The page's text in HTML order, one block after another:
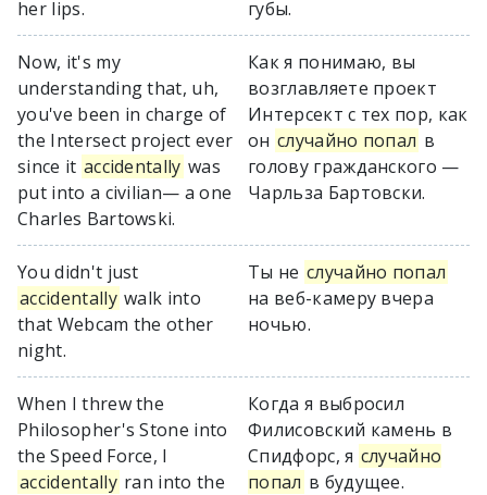
her lips. губы.
Now, it's my
understanding that, uh,
you've been in charge of
the Intersect project ever
since it accidentally was
put into a civilian— a one
Charles Bartowski.
Как я понимаю, вы
возглавляете проект
Интерсект с тех пор, как
он случайно попал в
голову гражданского —
Чарльза Бартовски.
You didn't just
accidentally walk into
that Webcam the other
night.
Ты не случайно попал
на веб-камеру вчера
ночью.
When I threw the
Philosopher's Stone into
the Speed Force, I
accidentally ran into the
Когда я выбросил
Филисовский камень в
Спидфорс, я случайно
попал в будущее.